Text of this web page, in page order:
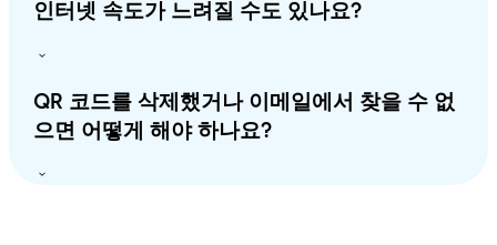
인터넷 속도가 느려질 수도 있나요?
QR 코드를 삭제했거나 이메일에서 찾을 수 없
으면 어떻게 해야 하나요?